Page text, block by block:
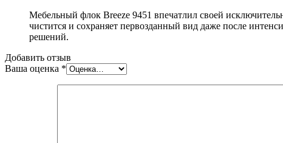
Мебельный флок Breeze 9451 впечатлил своей
чистится и сохраняет первозданный вид даже после
решений.
Добавить отзыв
Ваша оценка *